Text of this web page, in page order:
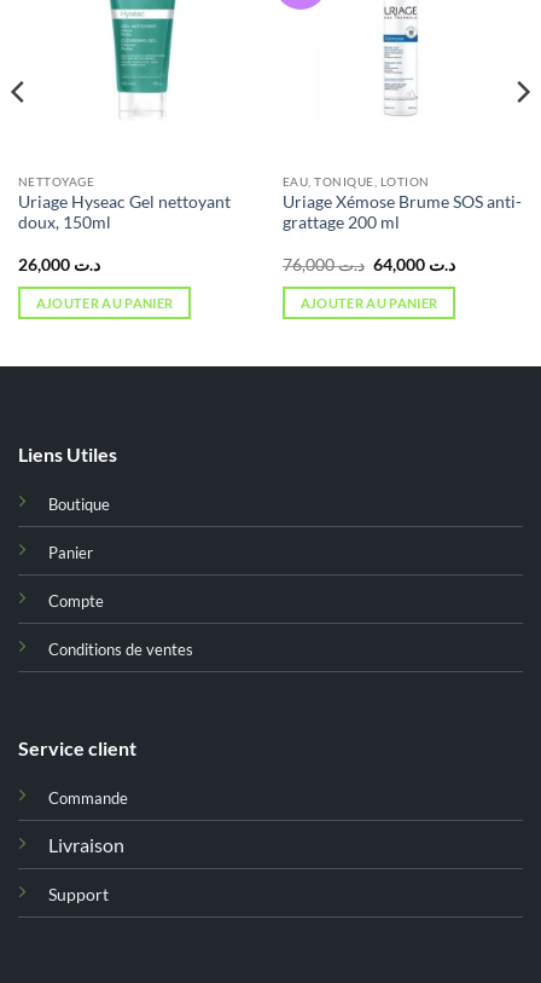
NETTOYAGE
Uriage Hyseac Gel nettoyant
doux, 150ml
د.ت 26,000
AJOUTER AU PANIER
EAU, TONIQUE, LOTION
Uriage Xémose Brume SOS anti-
grattage 200 ml
د.ت76,000
Le
prix
initial
était :
د.ت 64,000
Le
AJOUTER AU PANIER
Liens Utiles
Boutique
Panier
Compte
Conditions de ventes
Service client
Commande
Livraison
Support